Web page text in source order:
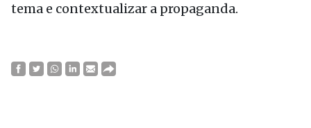
tema e contextualizar a propaganda.